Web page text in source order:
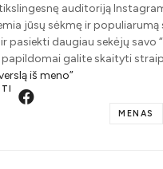
auditoriją
jūsų sėkmę ir
pasiekti daugiau sekėjų savo
galite skaityti
iš meno”
MENAS